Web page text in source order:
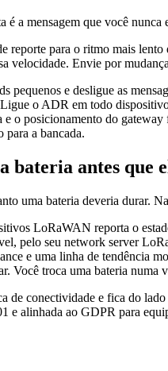
é a mensagem que você
reporte para o ritmo mais
velocidade. Envie por
pequenos e desligue as
o ADR em todo
e o posicionamento do
para a bancada.
bateria antes que
uma bateria deveria durar.
LoRaWAN reporta o
pelo seu network server
e uma linha de tendência
Você troca uma bateria
de conectividade e fica do
e alinhada ao GDPR para